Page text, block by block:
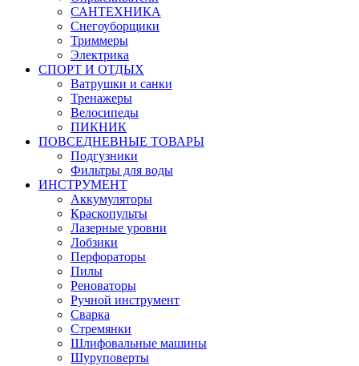
САНТЕХНИКА
Снегоуборщики
Триммеры
Электрика
СПОРТ И ОТДЫХ
Ватрушки и санки
Тренажеры
Велосипеды
ПИКНИК
ПОВСЕДНЕВНЫЕ ТОВАРЫ
Подгузники
Фильтры для воды
ИНСТРУМЕНТ
Аккумуляторы
Краскопульты
Лазерные уровни
Лобзики
Перфораторы
Пилы
Реноваторы
Ручной инструмент
Сварка
Стремянки
Шлифовальные машины
Шуруповерты